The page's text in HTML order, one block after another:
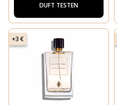
DUFT TESTEN
+3 €